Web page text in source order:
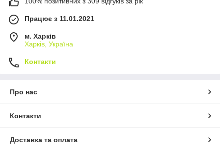
Працює з 11.01.2021
м. Харків
Харків, Україна
Контакти
Про нас
Контакти
Доставка та оплата